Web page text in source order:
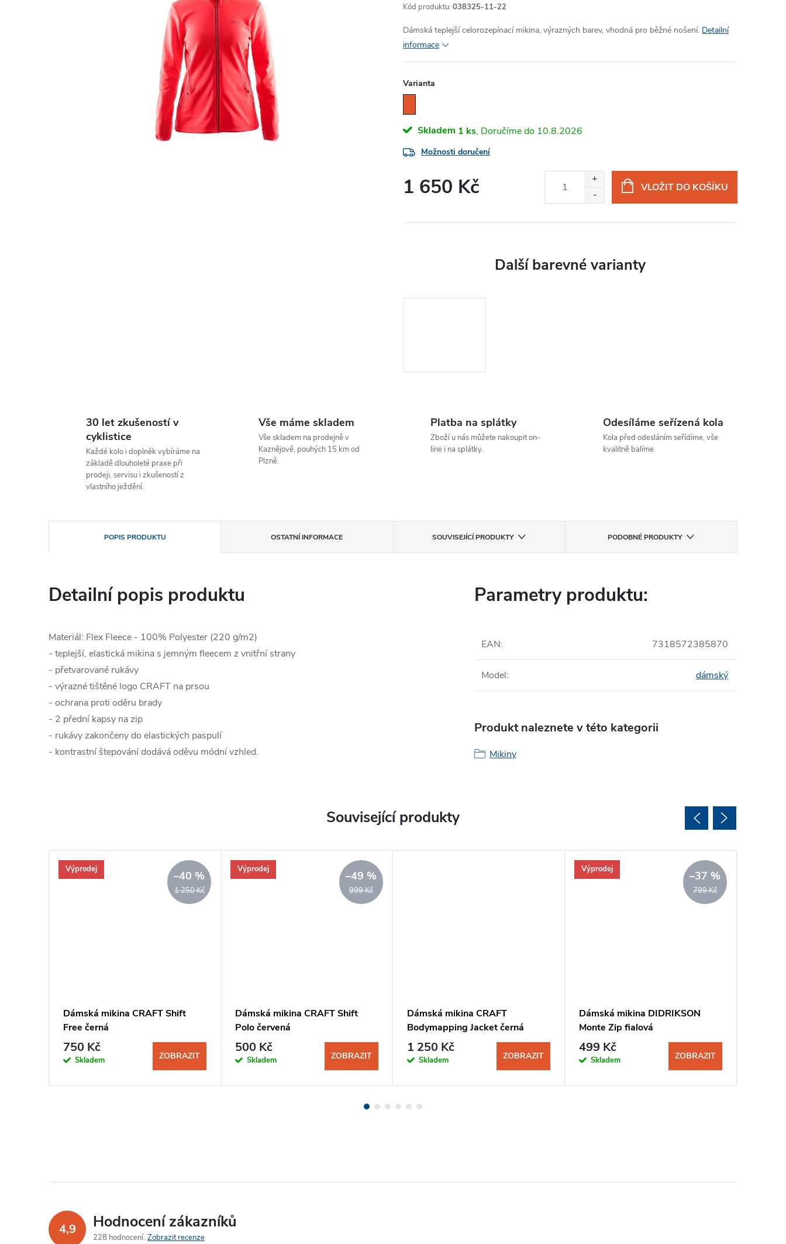
Kód produktu: 038325-11-22
Dámská teplejší celorozepínací mikina, výrazných barev, vhodná pro běžné nošení. Detailní
informace
Varianta
Skladem 1 ks 10.8.2026
Možnosti doručení
1 650 Kč VLOŽIT DO KOŠÍKU
30 let zkušeností v
cyklistice
Každé kolo i doplněk vybíráme na
základě dlouholeté praxe při
prodeji, servisu i zkušeností z
vlastního ježdění.
Vše máme skladem
Vše skladem na prodejně v
Kaznějově, pouhých 15 km od
Plzně.
Platba na splátky
Zboží u nás můžete nakoupit on-
line i na splátky.
Odesíláme seřízená kola
Kola před odesláním seřídíme, vše
kvalitně balíme.
POPIS PRODUKTU OSTATNÍ INFORMACE SOUVISEJÍCÍ PRODUKTY PODOBNÉ PRODUKTY
Detailní popis produktu
Materiál: Flex Fleece - 100% Polyester (220 g/m2)
- teplejší, elastická mikina s jemným fleecem z vnitřní strany
- přetvarované rukávy
- výrazné tištěné logo CRAFT na prsou
- ochrana proti oděru brady
- 2 přední kapsy na zip
- rukávy zakončeny do elastických paspulí
- kontrastní štepování dodává oděvu módní vzhled.
Parametry produktu:
EAN: 7318572385870
Model: dámský
Produkt naleznete v této kategorii
Mikiny
Související produkty
Výprodej
1 250 Kč
–40 %
Dámská mikina CRAFT Shift
Free černá
750 Kč
Skladem ZOBRAZIT
Výprodej
999 Kč
–49 %
Dámská mikina CRAFT Shift
Polo červená
500 Kč
Skladem ZOBRAZIT
Dámská mikina CRAFT
Bodymapping Jacket černá
1 250 Kč
Skladem ZOBRAZIT
Výprodej
799 Kč
–37 %
Dámská mikina DIDRIKSON
Monte Zip fialová
499 Kč
Skladem ZOBRAZIT
4,9 Hodnocení zákazníků
228 hodnocení Zobrazit recenze